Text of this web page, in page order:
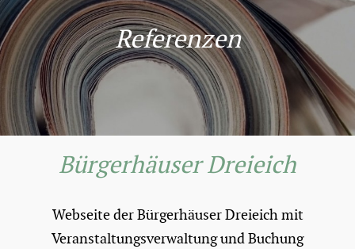
Referenzen
Bürgerhäuser Dreieich
Webseite der Bürgerhäuser Dreieich mit
Veranstaltungsverwaltung und Buchung